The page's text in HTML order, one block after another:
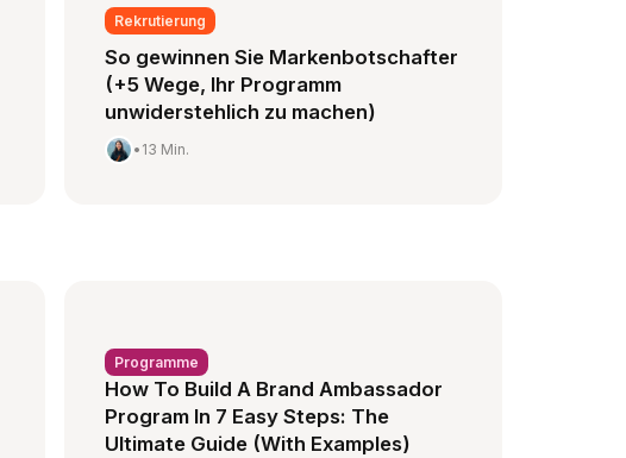
Rekrutierung
So gewinnen Sie Markenbotschafter
(+5 Wege, Ihr Programm
unwiderstehlich zu machen)
• 13 Min.
Programme
How To Build A Brand Ambassador
Program In 7 Easy Steps: The
Ultimate Guide (With Examples)